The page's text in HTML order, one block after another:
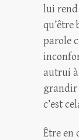
lui rend
qu’être
parole
autrui à
grandir
c’est
Être en